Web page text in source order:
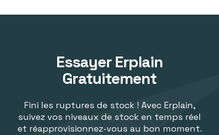
Essayer Erplain
Gratuitement
Fini les ruptures de stock ! Avec Erplain,
suivez vos niveaux de stock en temps réel
et réapprovisionnez-vous au bon moment.